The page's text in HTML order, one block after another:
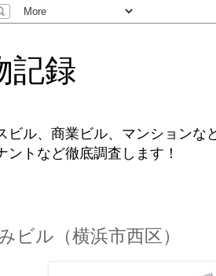
記録
ビル、商業ビル、マンションな
ントなど徹底調査します！
ビル（横浜市西区）